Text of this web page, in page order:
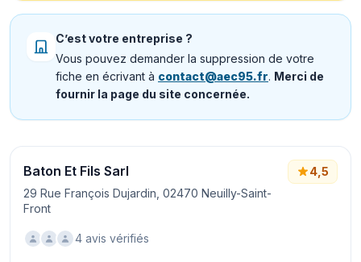
C’est votre entreprise ?
Vous pouvez demander la suppression de votre
fiche en écrivant à contact@aec95.fr. Merci de
fournir la page du site concernée.
Baton Et Fils Sarl
29 Rue François Dujardin, 02470 Neuilly-Saint-
Front
4,5
4 avis vérifiés